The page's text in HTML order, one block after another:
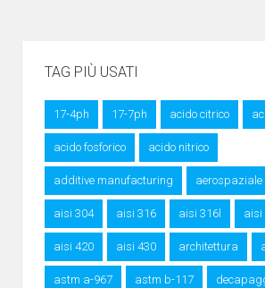
TAG PIÙ USATI
17-4ph 17-7ph acido citrico
acido fosforico acido nitrico
additive manufacturing aerospaziale
aisi 304 aisi 316 aisi 316l aisi
aisi 420 aisi 430 architettura
astm a-967 astm b-117